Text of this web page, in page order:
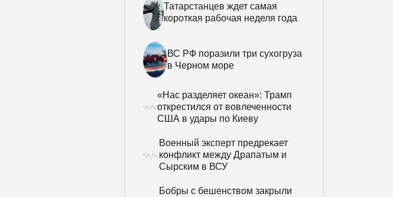
Татарстанцев ждет самая
короткая рабочая неделя года
ВС РФ поразили три сухогруза
в Черном море
«Нас разделяет океан»: Трамп
открестился от вовлеченности
США в удары по Киеву
Военный эксперт предрекает
конфликт между Драпатым и
Сырским в ВСУ
Бобры с бешенством закрыли